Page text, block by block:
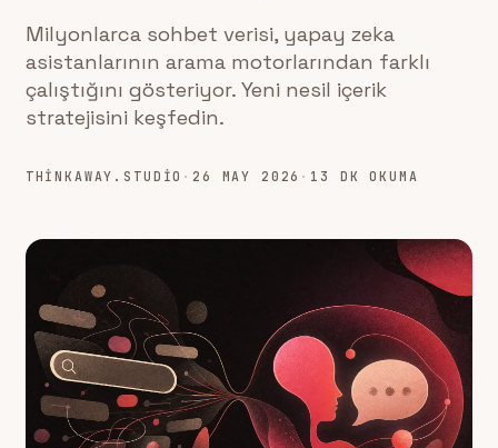
Milyonlarca sohbet verisi, yapay zeka
asistanlarının arama motorlarından farklı
çalıştığını gösteriyor. Yeni nesil içerik
stratejisini keşfedin.
THINKAWAY.STUDIO ·26 MAY 2026 · 13 DK OKUMA